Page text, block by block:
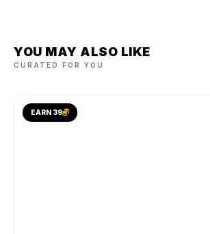
YOU MAY ALSO LIKE
CURATED FOR YOU
EARN 39